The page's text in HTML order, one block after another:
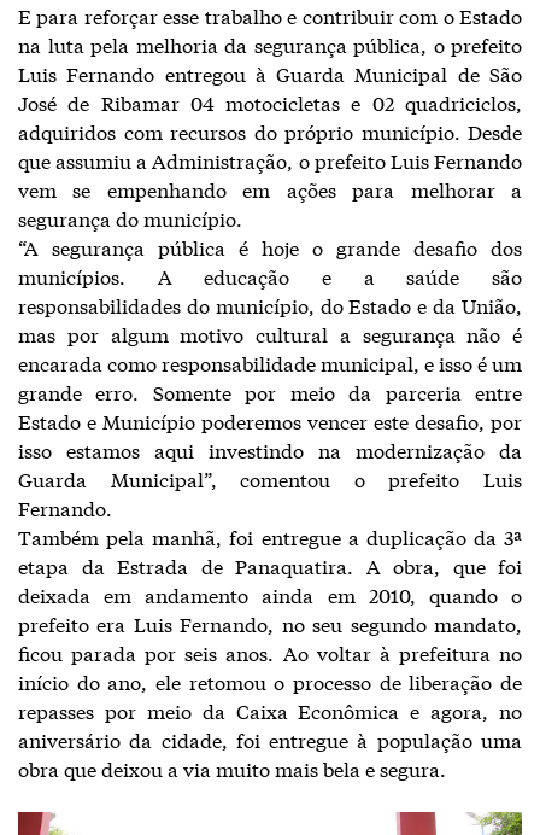
E para reforçar esse trabalho e contribuir com o Estado
na luta pela melhoria da segurança pública, o prefeito
Luis Fernando entregou à Guarda Municipal de São
José de Ribamar 04 motocicletas e 02 quadriciclos,
adquiridos com recursos do próprio município. Desde
que assumiu a Administração, o prefeito Luis Fernando
vem se empenhando em ações para melhorar a
segurança do município.
“A segurança pública é hoje o grande desafio dos
municípios. A educação e a saúde são
responsabilidades do município, do Estado e da União,
mas por algum motivo cultural a segurança não é
encarada como responsabilidade municipal, e isso é um
grande erro. Somente por meio da parceria entre
Estado e Município poderemos vencer este desafio, por
isso estamos aqui investindo na modernização da
Guarda Municipal”, comentou o prefeito Luis
Fernando.
Também pela manhã, foi entregue a duplicação da 3ª
etapa da Estrada de Panaquatira. A obra, que foi
deixada em andamento ainda em 2010, quando o
prefeito era Luis Fernando, no seu segundo mandato,
ficou parada por seis anos. Ao voltar à prefeitura no
início do ano, ele retomou o processo de liberação de
repasses por meio da Caixa Econômica e agora, no
aniversário da cidade, foi entregue à população uma
obra que deixou a via muito mais bela e segura.